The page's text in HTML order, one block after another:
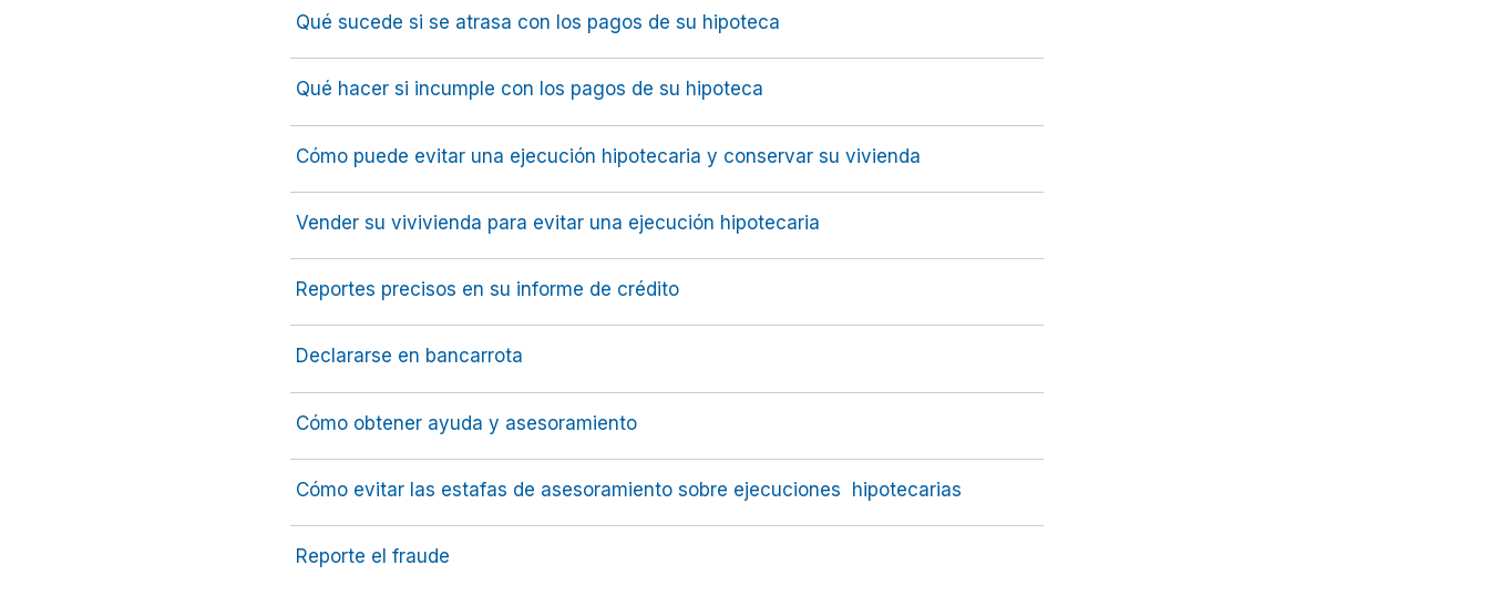
Qué sucede si se atrasa con los pagos de su hipoteca
Qué hacer si incumple con los pagos de su hipoteca
Cómo puede evitar una ejecución hipotecaria y conservar su vivienda
Vender su vivivienda para evitar una ejecución hipotecaria
Reportes precisos en su informe de crédito
Declararse en bancarrota
Cómo obtener ayuda y asesoramiento
Cómo evitar las estafas de asesoramiento sobre ejecuciones hipotecarias
Reporte el fraude